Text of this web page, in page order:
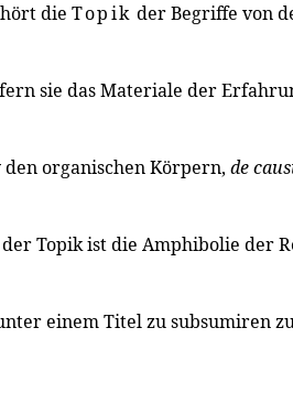
die Topik der Begriffe von
sie das Materiale der
den organischen Körpern, de
Topik ist die Amphibolie der
einem Titel zu subsumiren